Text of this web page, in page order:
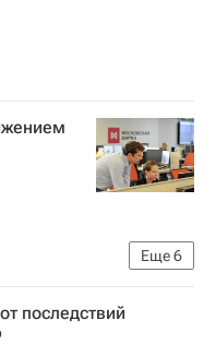
Еще6
Ситуация на мировых фондовых рынках в августе 2013 года
биржа
последствий